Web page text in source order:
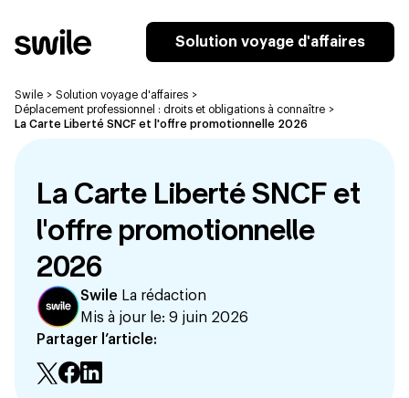
Solution voyage d'affaires
Swile > Solution voyage d'affaires >
Déplacement professionnel : droits et obligations à connaître >
La Carte Liberté SNCF et l'offre promotionnelle 2026
La Carte Liberté SNCF et
l'offre promotionnelle
2026
Swile La rédaction
Mis à jour le: 9 juin 2026
Partager l’article: